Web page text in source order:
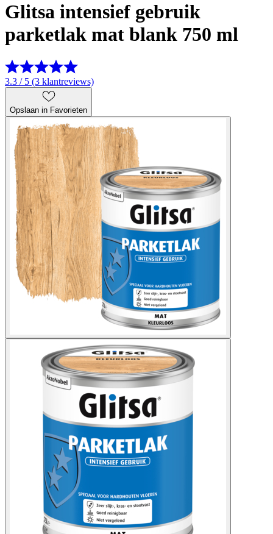
Glitsa intensief gebruik
parketlak mat blank 750 ml
3.3 / 5 (3 klantreviews)
Opslaan in Favorieten